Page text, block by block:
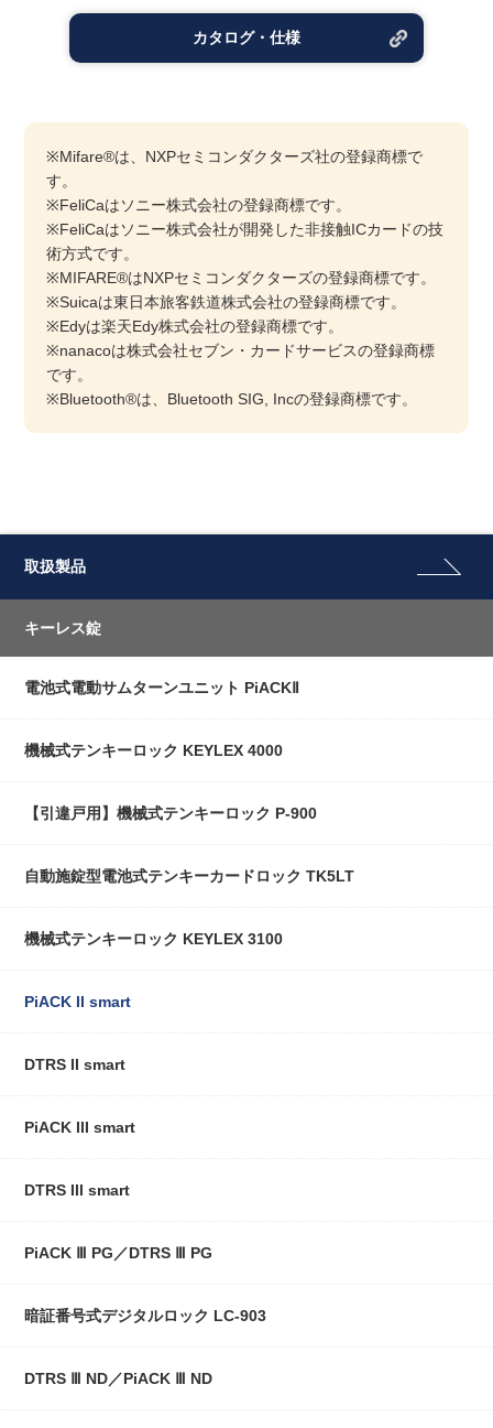
カタログ・仕様
※Mifare®は、NXPセミコンダクターズ社の登録商標で
す。
※FeliCaはソニー株式会社の登録商標です。
※FeliCaはソニー株式会社が開発した非接触ICカードの技
術方式です。
※MIFARE®はNXPセミコンダクターズの登録商標です。
※Suicaは東日本旅客鉄道株式会社の登録商標です。
※Edyは楽天Edy株式会社の登録商標です。
※nanacoは株式会社セブン・カードサービスの登録商標
です。
※Bluetooth®は、Bluetooth SIG, Incの登録商標です。
取扱製品
キーレス錠
電池式電動サムターンユニット PiACKⅡ
機械式テンキーロック KEYLEX 4000
【引違戸用】機械式テンキーロック P-900
自動施錠型電池式テンキーカードロック TK5LT
機械式テンキーロック KEYLEX 3100
PiACK II smart
DTRS II smart
PiACK III smart
DTRS III smart
PiACK Ⅲ PG／DTRS Ⅲ PG
暗証番号式デジタルロック LC-903
DTRS Ⅲ ND／PiACK Ⅲ ND